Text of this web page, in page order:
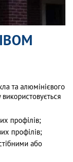
та алюмінієвого
профілів;
профілів;
або